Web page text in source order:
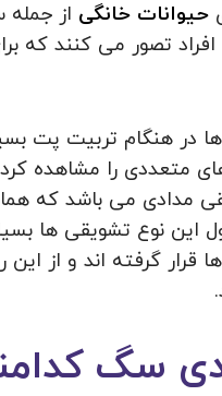
حیوانات خانگی از
تصور می‌ کنند که
در هنگام تربیت پت
متعددی را مشاهده
مدادی می باشد که
این نوع تشویقی ها
گرفته اند و از این
سگ